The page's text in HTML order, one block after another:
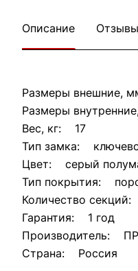
Описание Отзывы
Размеры внешние,
Размеры
Вес, кг: 17
Тип замка:
Цвет: серый
Тип покрытия:
Количество
Гарантия: 1 год
Производитель:
Страна: Россия